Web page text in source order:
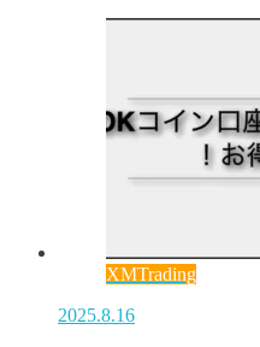
XMTrading
2025.8.16